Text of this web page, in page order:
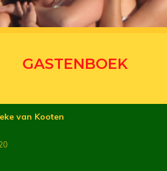
GASTENBOEK
van Kooten